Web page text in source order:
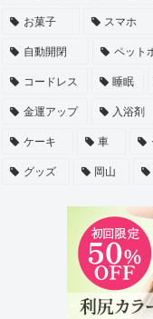
お菓子 スマホ
自動開閉 ペット
コードレス 睡眠
金運アップ 入浴剤
ケーキ 車
グッズ 岡山